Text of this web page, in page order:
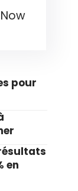
pour
en